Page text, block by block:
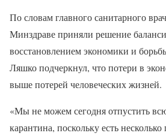
По словам главного санитарного
Минздраве приняли решение
восстановлением экономики и
Ляшко подчеркнул, что потери в
выше потерей человеческих жизней.
«Мы не можем сегодня отпустить
карантина, поскольку есть